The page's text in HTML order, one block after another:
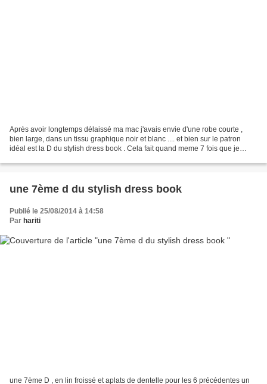
Après avoir longtemps délaissé ma mac j'avais envie d'une robe courte ,
bien large, dans un tissu graphique noir et blanc .... et bien sur le patron
idéal est la D du stylish dress book . Cela fait quand meme 7 fois que je
une 7ème d du stylish dress book
Publié le 25/08/2014 à 14:58
Par hariti
une 7ème D , en lin froissé et aplats de dentelle pour les 6 précédentes un